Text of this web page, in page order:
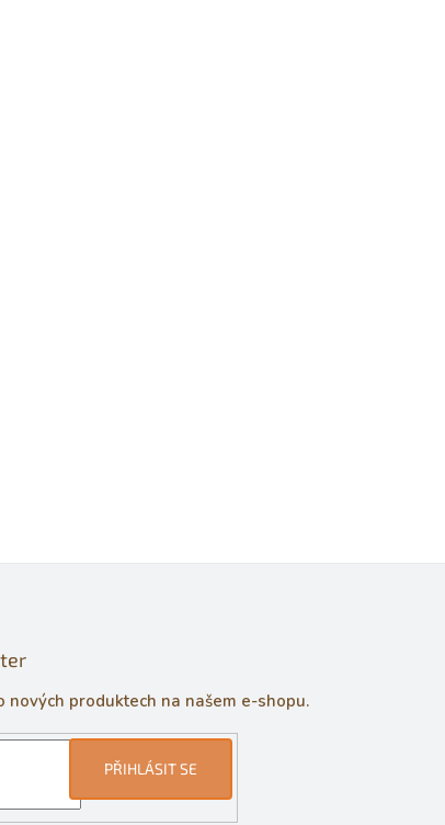
produktech na našem e-shopu.
PŘIHLÁSIT SE